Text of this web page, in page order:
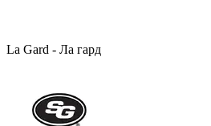
La Gard - Ла гард